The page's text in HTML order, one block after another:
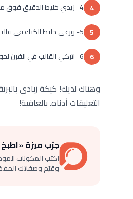
4 4- زيدي خليط الدقيق فوق مزيج البيض مع الخلط المستمر لتحصلي على خليط كيك متجانس القوام.
5 5- وزعي خليط الكيك في قالب مدهون بالقليل من الزبدة ومنثور بالقليل من الدقيق ثم أدخليه الى الفرن.
6 6- اتركي القالب في الفرن لحوالي 35 دقيقة حتى ينضج جيداً، اتركيه جانباً حتى يبرد ثم قدميه.
وهناك لديك! كيكة زبادي
التعليقات أدناه. بالعافية!
جرّب ميزة
اكتب المكونات
وقيّم وصفاتك